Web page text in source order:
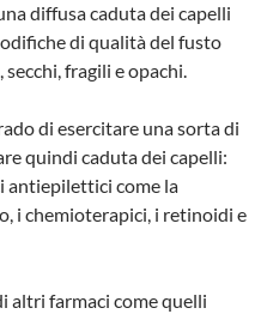
diffusa caduta dei capelli
di qualità del fusto
fragili e opachi.
di esercitare una sorta di
quindi caduta dei capelli:
antiepilettici come la
i chemioterapici, i retinoidi e
altri farmaci come quelli